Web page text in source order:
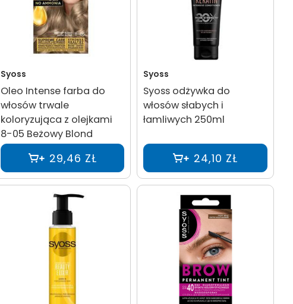
Syoss
Oleo Intense farba do
włosów trwale
koloryzująca z olejkami
8-05 Beżowy Blond
29,46 ZŁ
Syoss
Syoss odżywka do
włosów słabych i
łamliwych 250ml
24,10 ZŁ